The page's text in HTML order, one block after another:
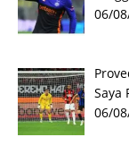
06/
Saya
06/